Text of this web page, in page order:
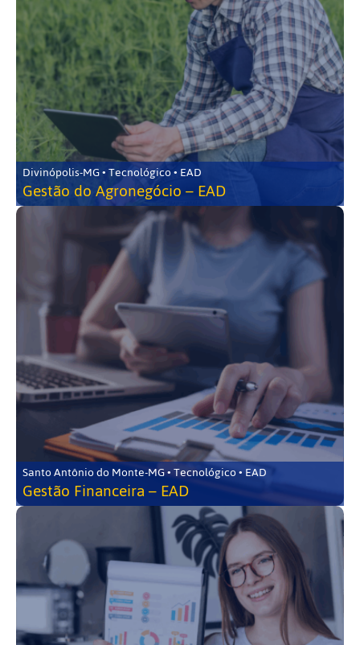
Divinópolis-MG • Tecnológico • EAD
Gestão do Agronegócio – EAD
Santo Antônio do Monte-MG • Tecnológico • EAD
Gestão Financeira – EAD